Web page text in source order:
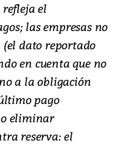
refleja el
las empresas no
dato reportado
en cuenta que no
a la obligación
pago
eliminar
reserva: el